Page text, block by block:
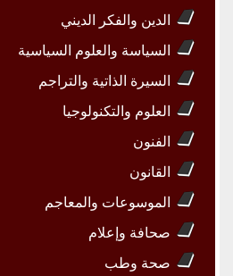
الدين والفكر الديني
السياسة والعلوم السياسية
السيرة الذاتية والتراجم
العلوم والتكنولوجيا
الفنون
القانون
الموسوعات والمعاجم
صحافة وإعلام
صحة وطب